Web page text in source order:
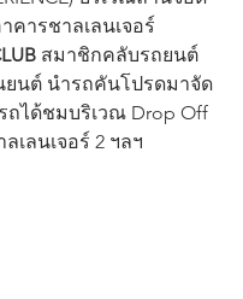
คารชาลเลนเจอร์
สมาชิกคลับรถยนต์
ยนต์ นำรถคันโปรดมาจัด
ถได้ชมบริเวณ Drop Off
เลนเจอร์ 2 ฯลฯ